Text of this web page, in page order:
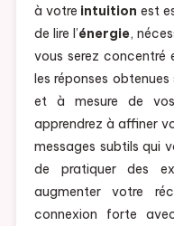
à votre intuition est
de lire l’énergie,
vous serez
les réponses
et à mesure de
apprendrez à affiner
messages subtils qui
de pratiquer des
augmenter votre
connexion forte